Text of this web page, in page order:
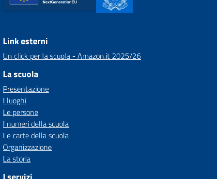
Link esterni
Un click per la scuola - Amazon.it 2025/26
La scuola
Presentazione
I luoghi
Le persone
I numeri della scuola
Le carte della scuola
Organizzazione
La storia